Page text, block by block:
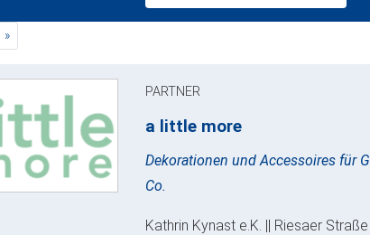
»nächste
PARTNER
a little more
Dekorationen und Accessoires für
Co.
Kathrin Kynast e.K. || Riesaer